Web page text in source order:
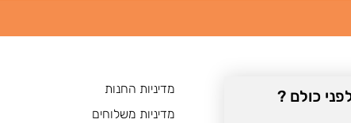
מדיניות החנות
מדיניות משלוחים
כולם ?